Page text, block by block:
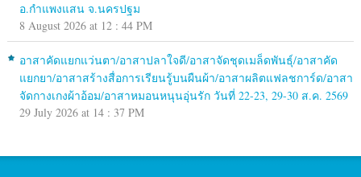
อ.กำแพงแสน จ.นครปฐม
8 August 2026 at 12 : 44 PM
อาสาคัดแยกแว่นตา/อาสาปลาใจดี/อาสาจัดชุดเมล็ดพันธุ์/อาสาคัด
แยกยา/อาสาสร้างสื่อการเรียนรู้บนผืนผ้า/อาสาผลิตแฟลชการ์ด/อาสา
จัดกางเกงผ้าอ้อม/อาสาหมอนหนุนอุ่นรัก วันที่ 22-23, 29-30 ส.ค. 2569
29 July 2026 at 14 : 37 PM